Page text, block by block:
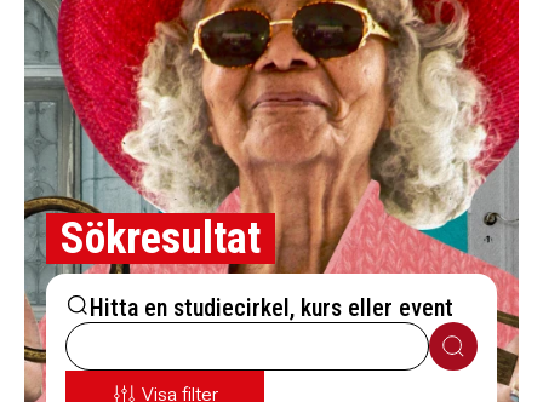
Sökresultat
Hitta en studiecirkel, kurs eller event
Sök
Visa filter